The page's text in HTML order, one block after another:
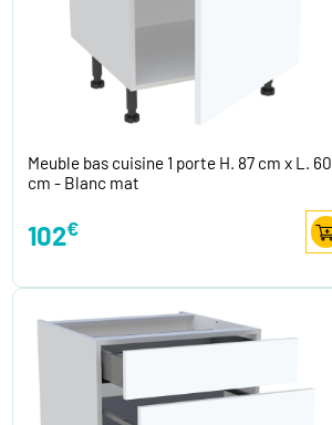
Meuble bas cuisine 1 porte H. 87 cm x L. 60
cm - Blanc mat
102€